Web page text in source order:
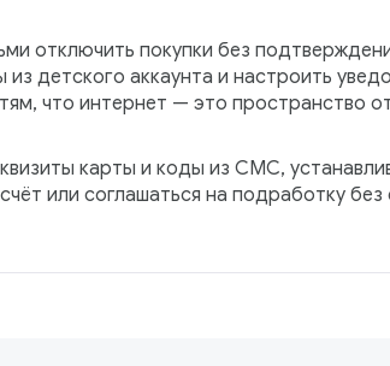
отключить покупки без
детского аккаунта и настроить
что интернет — это пространство
карты и коды из СМС,
или соглашаться на подработку без